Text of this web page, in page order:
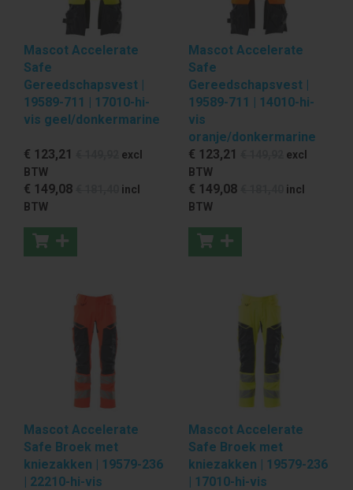
Mascot Accelerate
Safe
Gereedschapsvest |
19589-711 | 17010-hi-
vis geel/donkermarine
€ 123,21
excl
BTW
€ 149,08
incl
BTW
Mascot Accelerate
Safe
Gereedschapsvest |
19589-711 | 14010-hi-
vis
oranje/donkermarine
€ 123,21
excl
BTW
€ 149,08
incl
BTW
Mascot Accelerate
Safe Broek met
kniezakken | 19579-236
| 22210-hi-vis
Mascot Accelerate
Safe Broek met
kniezakken | 19579-236
| 17010-hi-vis